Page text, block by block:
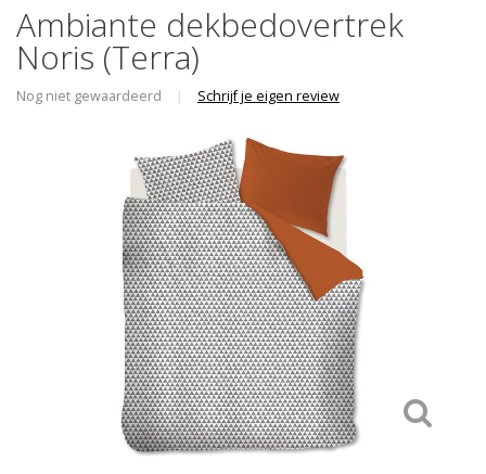
Ambiante dekbedovertrek
Noris (Terra)
Nog niet gewaardeerd | Schrijf je eigen review